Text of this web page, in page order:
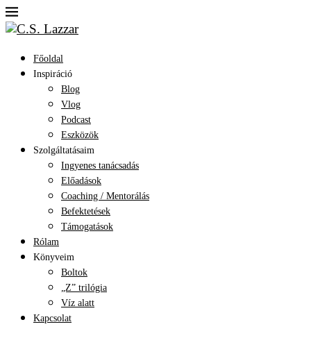
Főoldal
Inspiráció
Blog
Vlog
Podcast
Eszközök
Szolgáltatásaim
Ingyenes tanácsadás
Előadások
Coaching / Mentorálás
Befektetések
Támogatások
Rólam
Könyveim
Boltok
„Z” trilógia
Víz alatt
Kapcsolat